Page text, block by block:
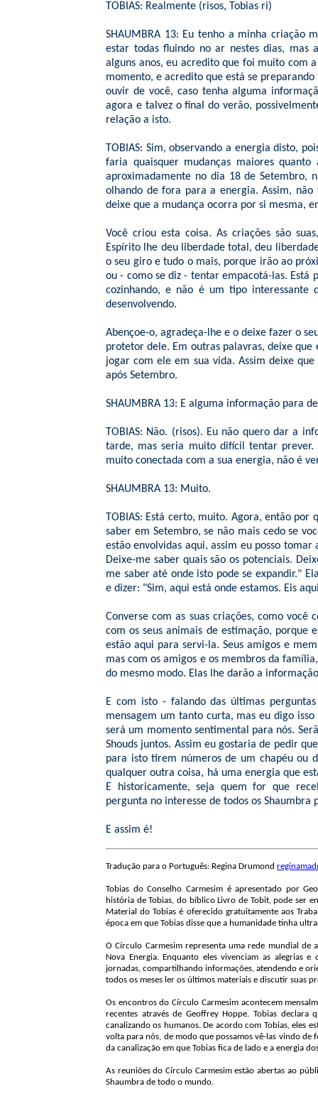
TOBIAS: Realmente (risos, Tobias ri)
SHAUMBRA 13: Eu tenho a minha criação
estar todas fluindo no ar nestes dias, mas
alguns anos, eu acredito que foi muito com
momento, e acredito que está se
ouvir de você, caso tenha alguma
agora e talvez o final do verão,
relação a isto.
TOBIAS: Sim, observando a energia disto,
faria quaisquer mudanças maiores
aproximadamente no dia 18 de Setembro,
olhando de fora para a energia. Assim,
deixe que a mudança ocorra por si mesma,
Você criou esta coisa. As criações são
Espírito lhe deu liberdade total, deu
o seu giro e tudo o mais, porque irão ao
ou - como se diz - tentar empacotá-las. Está
cozinhando, e não é um tipo interessante
desenvolvendo.
Abençoe-o, agradeça-lhe e o deixe fazer o
protetor dele. Em outras palavras, deixe que
jogar com ele em sua vida. Assim deixe
após Setembro.
SHAUMBRA 13: E alguma informação para
TOBIAS: Não. (risos). Eu não quero dar a
tarde, mas seria muito difícil tentar prever.
muito conectada com a sua energia, não é
SHAUMBRA 13: Muito.
TOBIAS: Está certo, muito. Agora, então
saber em Setembro, se não mais cedo se
estão envolvidas aqui, assim eu posso
Deixe-me saber quais são os potenciais.
me saber até onde isto pode se expandir."
e dizer: "Sim, aqui está onde estamos. Eis
Converse com as suas criações, como você
com os seus animais de estimação, porque
estão aqui para servi-la. Seus amigos e
mas com os amigos e os membros da
do mesmo modo. Elas lhe darão a
E com isto - falando das últimas
mensagem um tanto curta, mas eu digo
será um momento sentimental para nós.
Shouds juntos. Assim eu gostaria de pedir
para isto tirem números de um chapéu ou
qualquer outra coisa, há uma energia que
E historicamente, seja quem for que
pergunta no interesse de todos os
E assim é!
Tradução para o Português: Regina Drumond
Tobias do Conselho Carmesim é apresentado por
história de Tobias, do bíblico Livro de Tobit, pode ser
Material do Tobias é oferecido gratuitamente aos
época em que Tobias disse que a humanidade tinha
O Círculo Carmesim representa uma rede mundial
Nova Energia. Enquanto eles vivenciam as alegrias
jornadas, compartilhando informações, atendendo e
todos os meses ler os últimos materiais e discutir suas
Os encontros do Círculo Carmesim acontecem
recentes através de Geoffrey Hoppe. Tobias
canalizando os humanos. De acordo com Tobias, eles
volta para nós, de modo que possamos vê-las vindo
da canalização em que Tobias fica de lado e a energia
As reuniões do Círculo Carmesim estão abertas ao
Shaumbra de todo o mundo.